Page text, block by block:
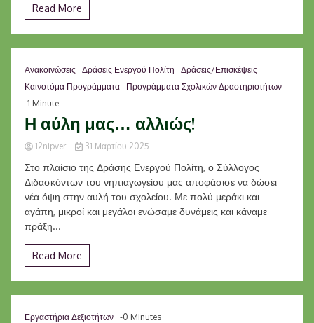
Read More
Ανακοινώσεις Δράσεις Ενεργού Πολίτη
Δράσεις/Επισκέψεις
Καινοτόμα Προγράμματα
Προγράμματα Σχολικών Δραστηριοτήτων
-1 Minute
Η αύλη μας… αλλιώς!
12nipver 31 Μαρτίου 2025
Στο πλαίσιο της Δράσης Ενεργού Πολίτη, ο Σύλλογος
Διδασκόντων του νηπιαγωγείου μας αποφάσισε να δώσει
νέα όψη στην αυλή του σχολείου. Με πολύ μεράκι και
αγάπη, μικροί και μεγάλοι ενώσαμε δυνάμεις και κάναμε
πράξη...
Read More
Εργαστήρια Δεξιοτήτων -0 Minutes